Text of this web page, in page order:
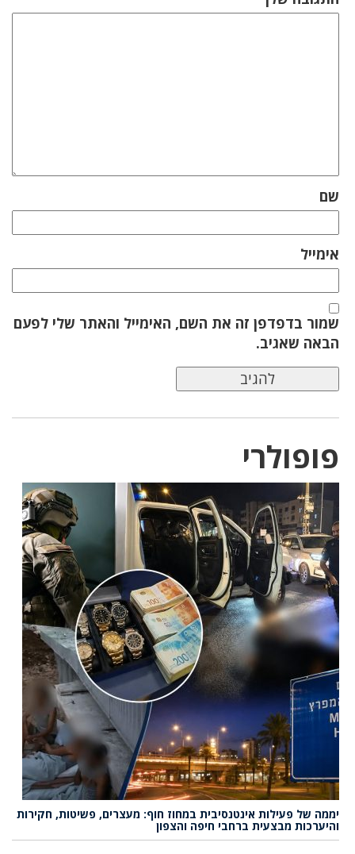
שם
אימייל
שמור בדפדפן זה את השם, האימייל והאתר שלי לפעם
הבאה שאגיב.
פופולרי
יממה של פעילות אינטנסיבית במחוז חוף: מעצרים, פשיטות, חקירות
והיערכות מבצעית ברחבי חיפה והצפון